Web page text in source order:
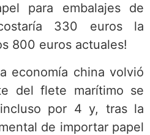
para embalajes de
330 euros la
800 euros actuales!
economía china volvió
del flete marítimo se
por 4 y, tras la
de importar papel